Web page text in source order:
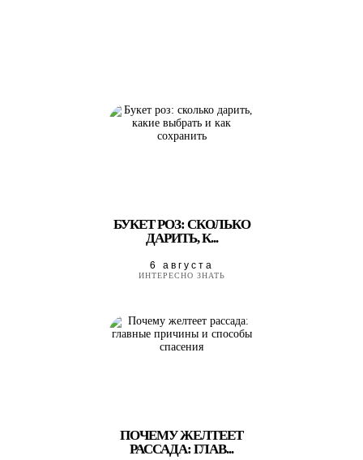
БУКЕТ РОЗ: СКОЛЬКО
ДАРИТЬ, К...
6 августа
ИНТЕРЕСНО ЗНАТЬ
ПОЧЕМУ ЖЕЛТЕЕТ
РАССАДА: ГЛАВ...